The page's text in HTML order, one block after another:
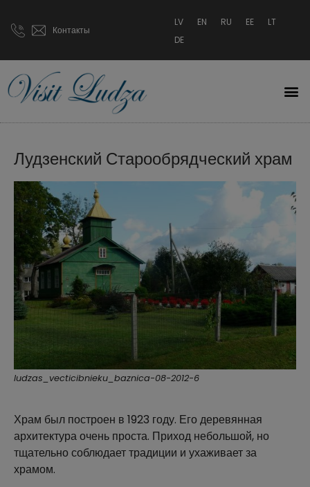
Контакты
LV EN RU EE
LT
DE
Лудзенский Старообрядческий храм
ludzas_vecticibnieku_baznica-08-2012-6
Храм был построен в 1923 году. Его деревянная
архитектура очень проста. Приход небольшой, но
тщательно соблюдает традиции и ухаживает за
храмом.